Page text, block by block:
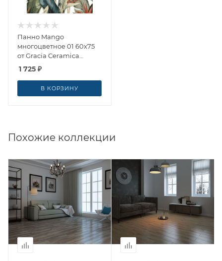
Панно Mango
многоцветное 01 60x75
от Gracia Ceramica
(Россия)
1 725 ₽
В КОРЗИНУ
Похожие коллекции